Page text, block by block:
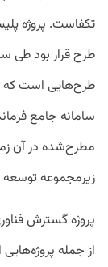
طرح‌هایی است که
سامانه جامع
مطرح‌شده در آن
زیرمجموعه
پروژه گسترش
از جمله